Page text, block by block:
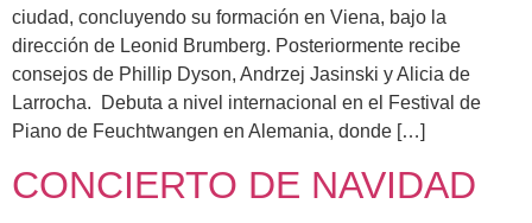
ciudad, concluyendo su formación en Viena, bajo la
dirección de Leonid Brumberg. Posteriormente recibe
consejos de Phillip Dyson, Andrzej Jasinski y Alicia de
Larrocha. Debuta a nivel internacional en el Festival de
Piano de Feuchtwangen en Alemania, donde […]
CONCIERTO DE NAVIDAD